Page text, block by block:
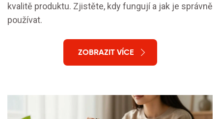
kvalitě produktu. Zjistěte, kdy fungují a jak je správně
používat.
ZOBRAZIT VÍCE